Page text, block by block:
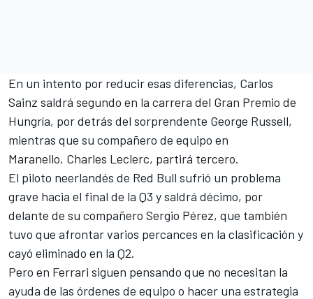
En un intento por reducir esas diferencias, Carlos
Sainz saldrá segundo en la carrera del Gran Premio de
Hungría, por detrás del sorprendente George Russell,
mientras que su compañero de equipo en
Maranello, Charles Leclerc, partirá tercero.
El piloto neerlandés de Red Bull sufrió un problema
grave hacia el final de la Q3 y saldrá décimo, por
delante de su compañero Sergio Pérez, que también
tuvo que afrontar varios percances en la clasificación y
cayó eliminado en la Q2.
Pero en Ferrari siguen pensando que no necesitan la
ayuda de las órdenes de equipo o hacer una estrategia